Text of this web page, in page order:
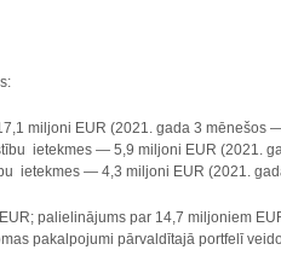
miljoni EUR (2021. gada 3 mēnešos
ietekmes—5,9 miljoni EUR (2021.
ietekmes—4,3 miljoni EUR (2021.
palielinājums par 14,7 miljoniem
pakalpojumi pārvaldītajā portfelī